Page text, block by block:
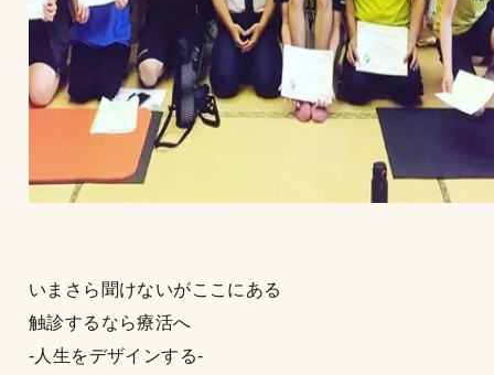
いまさら聞けないがここにある
触診するなら療活へ
-人生をデザインする-